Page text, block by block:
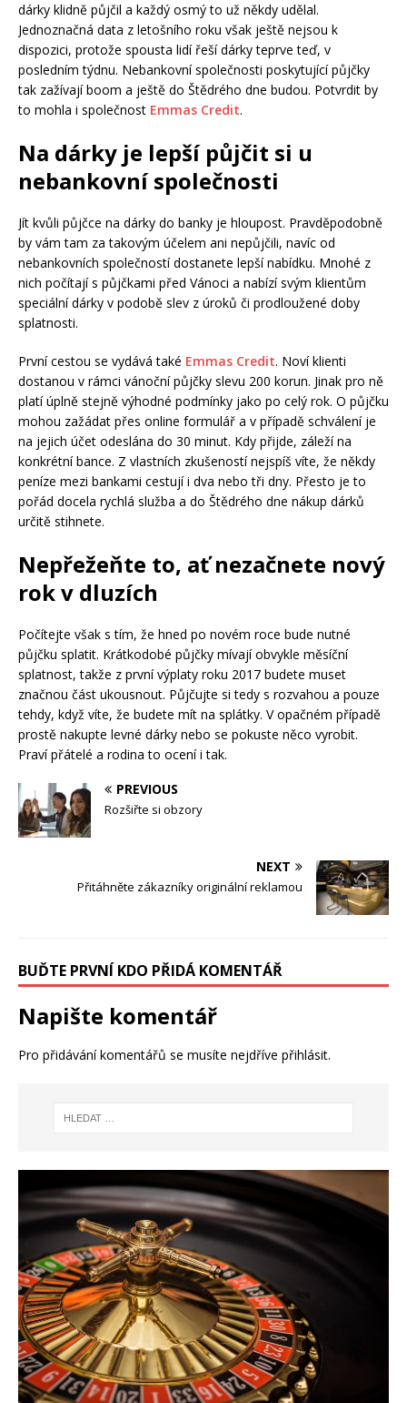
dárky klidně půjčil a každý osmý to už někdy udělal.
Jednoznačná data z letošního roku však ještě nejsou k
dispozici, protože spousta lidí řeší dárky teprve teď, v
posledním týdnu. Nebankovní společnosti poskytující půjčky
tak zažívají boom a ještě do Štědrého dne budou. Potvrdit by
to mohla i společnost Emmas Credit.
Na dárky je lepší půjčit si u
nebankovní společnosti
Jít kvůli půjčce na dárky do banky je hloupost. Pravděpodobně
by vám tam za takovým účelem ani nepůjčili, navíc od
nebankovních společností dostanete lepší nabídku. Mnohé z
nich počítají s půjčkami před Vánoci a nabízí svým klientům
speciální dárky v podobě slev z úroků či prodloužené doby
splatnosti.
První cestou se vydává také Emmas Credit. Noví klienti
dostanou v rámci vánoční půjčky slevu 200 korun. Jinak pro ně
platí úplně stejně výhodné podmínky jako po celý rok. O půjčku
mohou zažádat přes online formulář a v případě schválení je
na jejich účet odeslána do 30 minut. Kdy přijde, záleží na
konkrétní bance. Z vlastních zkušeností nejspíš víte, že někdy
peníze mezi bankami cestují i dva nebo tři dny. Přesto je to
pořád docela rychlá služba a do Štědrého dne nákup dárků
určitě stihnete.
Nepřežeňte to, ať nezačnete nový
rok v dluzích
Počítejte však s tím, že hned po novém roce bude nutné
půjčku splatit. Krátkodobé půjčky mívají obvykle měsíční
splatnost, takže z první výplaty roku 2017 budete muset
značnou část ukousnout. Půjčujte si tedy s rozvahou a pouze
tehdy, když víte, že budete mít na splátky. V opačném případě
prostě nakupte levné dárky nebo se pokuste něco vyrobit.
Praví přátelé a rodina to ocení i tak.
PREVIOUS
Rozšiřte si obzory
NEXT
Přitáhněte zákazníky originální reklamou
BUĎTE PRVNÍ KDO PŘIDÁ KOMENTÁŘ
Napište komentář
Pro přidávání komentářů se musíte nejdříve přihlásit.